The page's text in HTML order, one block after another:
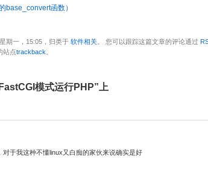
base_convert函数）
期一，15:05，归类于 软件相关 。 您可以跟踪这篇文章的评论通过
站点trackback
模式运行PHP”上
于我这种不懂linux又白痴的家伙来说确实是好